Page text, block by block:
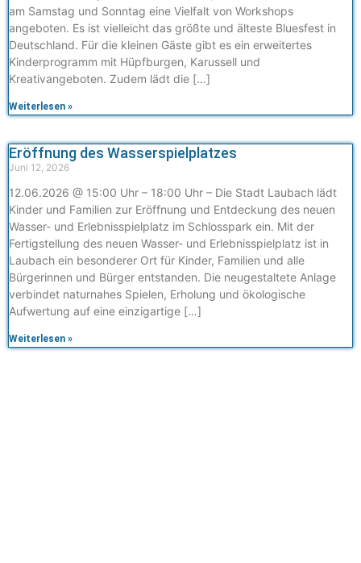
am Samstag und Sonntag eine Vielfalt von Workshops
angeboten. Es ist vielleicht das größte und älteste Bluesfest in
Deutschland. Für die kleinen Gäste gibt es ein erweitertes
Kinderprogramm mit Hüpfburgen, Karussell und
Kreativangeboten. Zudem lädt die […]
Weiterlesen »
Eröffnung des Wasserspielplatzes
Juni 12, 2026
12.06.2026 @ 15:00 Uhr – 18:00 Uhr – Die Stadt Laubach lädt
Kinder und Familien zur Eröffnung und Entdeckung des neuen
Wasser- und Erlebnisspielplatz im Schlosspark ein. Mit der
Fertigstellung des neuen Wasser- und Erlebnisspielplatz ist in
Laubach ein besonderer Ort für Kinder, Familien und alle
Bürgerinnen und Bürger entstanden. Die neugestaltete Anlage
verbindet naturnahes Spielen, Erholung und ökologische
Aufwertung auf eine einzigartige […]
Weiterlesen »